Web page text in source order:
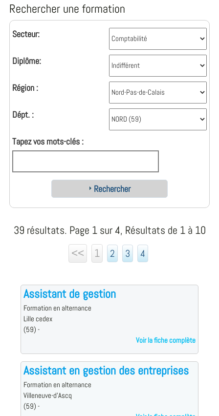
Rechercher une formation
Secteur:
Diplôme:
Région :
Dépt. :
Tapez vos mots-clés :
Rechercher
39 résultats. Page 1 sur 4, Résultats de 1 à 10
<<
1 2 3 4
Assistant de gestion
Formation en alternance
Lille cedex
(59) -
Voir la fiche complète
Assistant en gestion des entreprises
Formation en alternance
Villeneuve-d'Ascq
(59) -